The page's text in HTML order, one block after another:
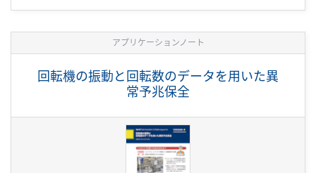
アプリケーションノート
回転機の振動と回転数のデータを用いた異
常予兆保全